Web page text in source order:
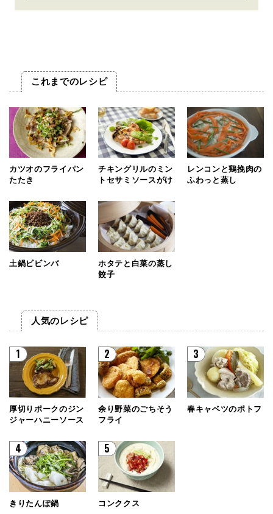
これまでのレシピ
カツオのフライパン
たたき
チキングリルのミン
トセサミソースがけ
レンコンと鶏挽肉の
ふわっと蒸し
土鍋ビビンバ
ホタテと白菜の蒸し
餃子
人気のレシピ
1
厚切りポークのジン
ジャーハニーソース
2
余り野菜のごちそう
フライ
3
春キャベツのポトフ
4
きりたんぽ鍋
5
コンククス